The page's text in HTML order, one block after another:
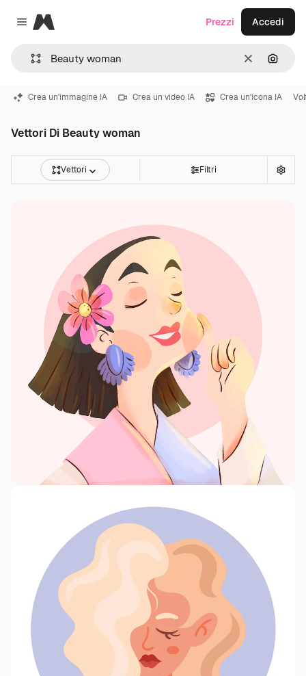
Close menu
Magnific
CancellaCerca
Prezzi Accedi
Crea un'immagine IA Crea un video IA Crea un'icona IA
Vettori Di Beauty woman
Vettori Filtri